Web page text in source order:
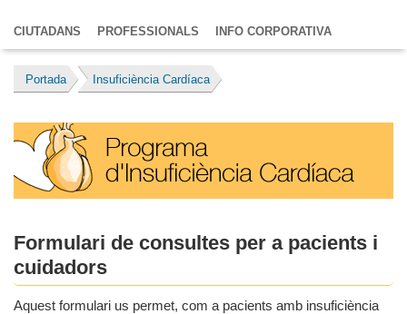
CIUTADANS PROFESSIONALS INFO CORPORATIVA
Portada Insuficiència Cardíaca
Formulari de consultes per a pacients i
cuidadors
Aquest formulari us permet, com a pacients amb insuficiència